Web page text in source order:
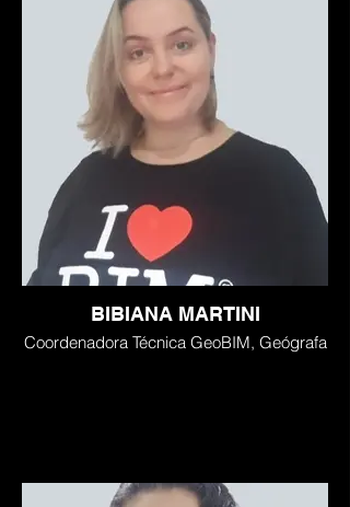
BIBIANA MARTINI
Coordenadora Técnica GeoBIM, Geógrafa